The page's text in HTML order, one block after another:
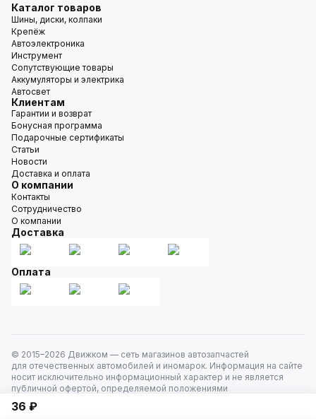
36 ₽
Каталог товаров
Шины, диски, колпаки
Крепёж
Автоэлектроника
Инструмент
Сопутствующие товары
Аккумуляторы и электрика
Автосвет
Клиентам
Гарантии и возврат
Бонусная программа
Подарочные сертификаты
Статьи
Новости
Доставка и оплата
О компании
Контакты
Сотрудничество
О компании
Доставка
Оплата
© 2015–2026 Движком — сеть магазинов автозапчастей
для отечественных автомобилей и иномарок. Информация на сайте
носит исключительно информационный характер и не является
публичной офертой, определяемой положениями